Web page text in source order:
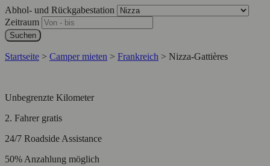
Abhol- und Rückgabestation
Zeitraum
Suchen
Startseite > Camper mieten > Frankreich > Nizza-Gattières
Unbegrenzte Kilometer
2. Fahrer gratis
24/7 Roadside Assistance
50% Anzahlung möglich